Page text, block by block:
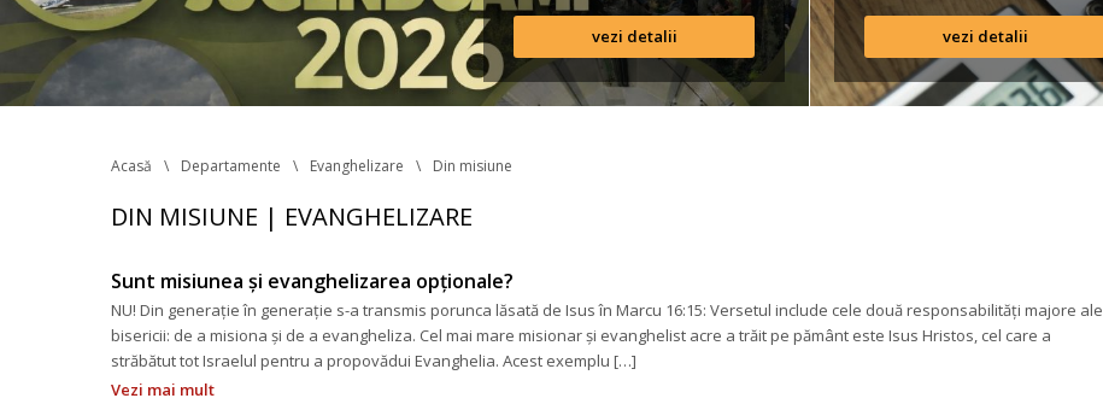
Vollpension, activități, transport*)
Formular de înscriere
Regulamentul taberei *Având
în vedere că o parte din
transportul […]
vezi detalii vezi detalii
Acasă Departamente Evanghelizare Din misiune
DIN MISIUNE | EVANGHELIZARE
Sunt misiunea și evanghelizarea opționale?
NU! Din generație în generație s-a transmis porunca lăsată de Isus în Marcu 16:15: Versetul include cele două responsabilități majore ale
bisericii: de a misiona și de a evangheliza. Cel mai mare misionar și evanghelist acre a trăit pe pământ este Isus Hristos, cel care a
trăbătut tot Israelul pentru a propovădui Evanghelia. Acest exemplu […]
Vezi mai mult